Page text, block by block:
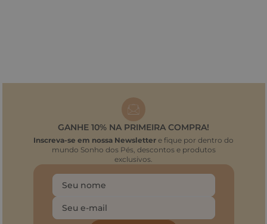
GANHE 10% NA PRIMEIRA COMPRA!
Inscreva-se em nossa Newsletter e fique por dentro do
mundo Sonho dos Pés, descontos e produtos
exclusivos.